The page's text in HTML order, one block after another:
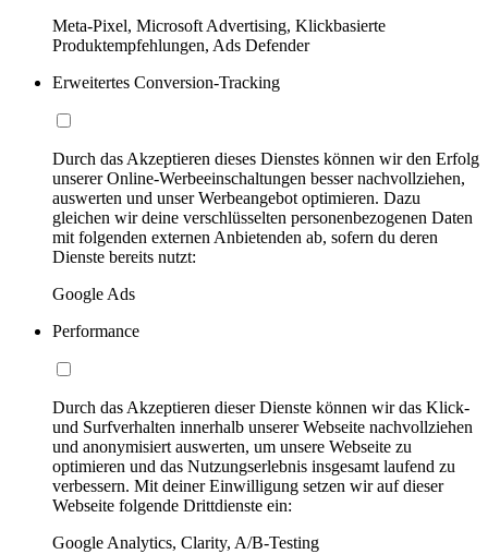
Meta-Pixel, Microsoft Advertising, Klickbasierte
Produktempfehlungen, Ads Defender
Erweitertes Conversion-Tracking
Durch das Akzeptieren dieses Dienstes können wir den Erfolg
unserer Online-Werbeeinschaltungen besser nachvollziehen,
auswerten und unser Werbeangebot optimieren. Dazu
gleichen wir deine verschlüsselten personenbezogenen Daten
mit folgenden externen Anbietenden ab, sofern du deren
Dienste bereits nutzt:
Google Ads
Performance
Durch das Akzeptieren dieser Dienste können wir das Klick-
und Surfverhalten innerhalb unserer Webseite nachvollziehen
und anonymisiert auswerten, um unsere Webseite zu
optimieren und das Nutzungserlebnis insgesamt laufend zu
verbessern. Mit deiner Einwilligung setzen wir auf dieser
Webseite folgende Drittdienste ein:
Google Analytics, Clarity, A/B-Testing